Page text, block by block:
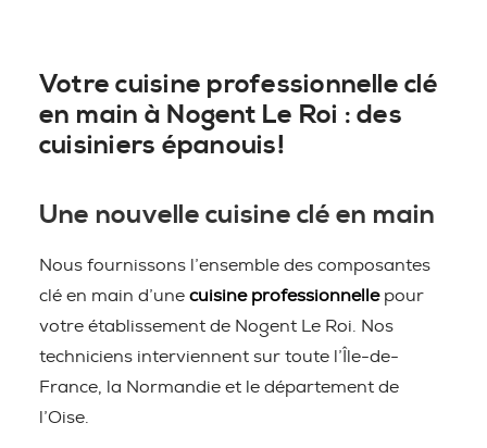
Votre cuisine professionnelle clé
en main à Nogent Le Roi : des
cuisiniers épanouis!
Une nouvelle cuisine clé en main
Nous fournissons l’ensemble des composantes
clé en main d’une cuisine professionnellepour
votre établissement de Nogent Le Roi. Nos
techniciens interviennent sur toute l’Île-de-
France, la Normandie et le département de
l’Oise.